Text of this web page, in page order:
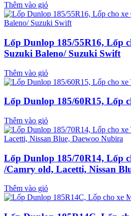
Thêm vào giỏ
Lốp Dunlop 185/55R16, Lốp
Suzuki Baleno/ Suzuki Swift
Thêm vào giỏ
Lốp Dunlop 185/60R15, Lốp
Thêm vào giỏ
Lốp Dunlop 185/70R14, Lốp
/Camry old, Lacetti, Nissan
Thêm vào giỏ